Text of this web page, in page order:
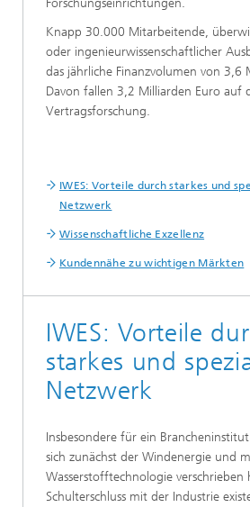
Knapp 30.000 Mitarbeitende,
oder ingenieurwissenschaftlicher
das jährliche Finanzvolumen von 3,6
Davon fallen 3,2 Milliarden Euro auf
Vertragsforschung.
IWES: Vorteile durch starkes und
Netzwerk
Wissenschaftliche Exzellenz
Kundennähe zu wichtigen Märkten
IWES: Vorteile
starkes und
Netzwerk
Insbesondere für ein Brancheninstitut
sich zunächst der Windenergie und
Wasserstofftechnologie verschrieben
Schulterschluss mit der Industrie